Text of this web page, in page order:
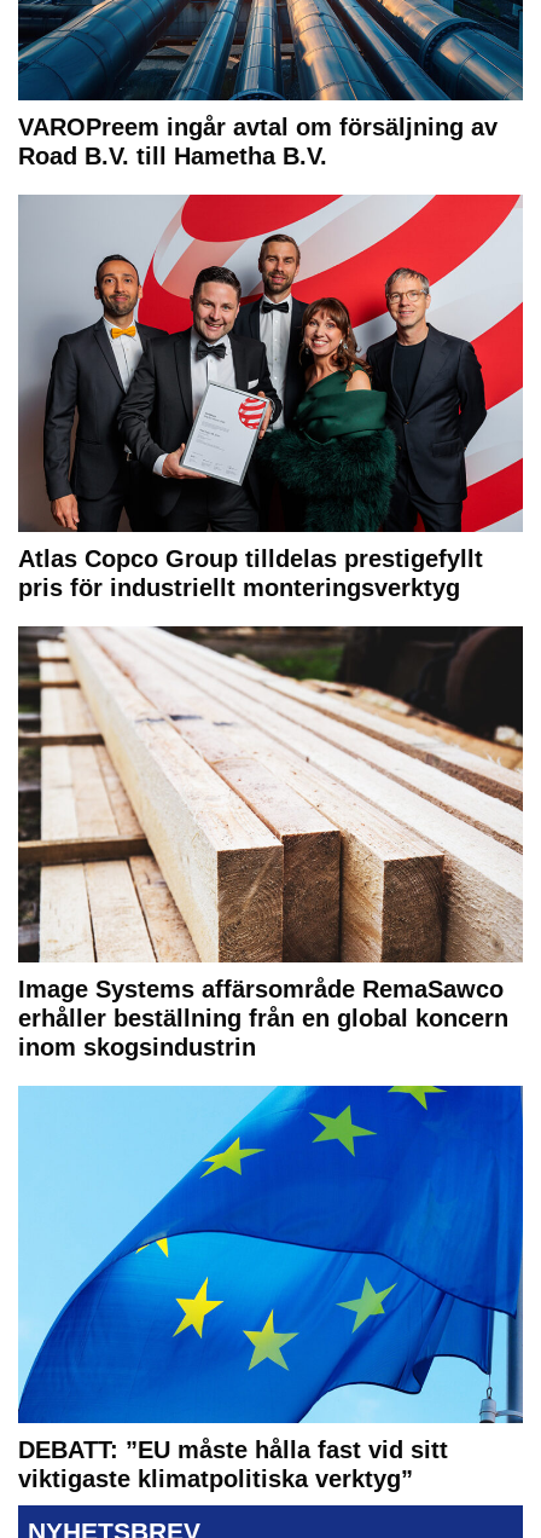
VAROPreem ingår avtal om försäljning av
Road B.V. till Hametha B.V.
Atlas Copco Group tilldelas prestigefyllt
pris för industriellt monteringsverktyg
Image Systems affärsområde RemaSawco
erhåller beställning från en global koncern
inom skogsindustrin
DEBATT: ”EU måste hålla fast vid sitt
viktigaste klimatpolitiska verktyg”
NYHETSBREV